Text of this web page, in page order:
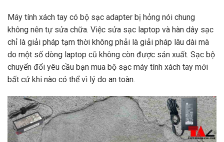
Máy tính xách tay có bộ sạc adapter bị hỏng nói chung
không nên tự sửa chữa. Việc sửa sạc laptop và hàn dây sạc
chỉ là giải pháp tạm thời không phải là giải pháp lâu dài mà
do một số dòng laptop cũ không còn được sản xuất. Sạc bộ
chuyển đổi yêu cầu bạn mua bộ sạc máy tính xách tay mới
bất cứ khi nào có thể vì lý do an toàn.